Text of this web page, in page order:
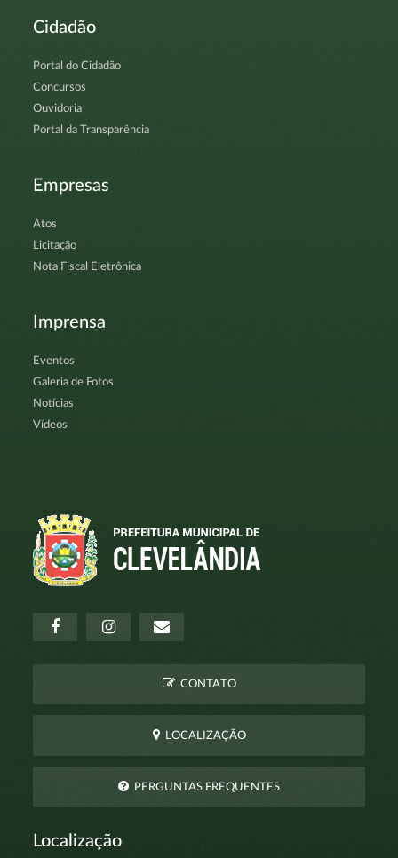
Cidadão
Portal do Cidadão
Concursos
Ouvidoria
Portal da Transparência
Empresas
Atos
Licitação
Nota Fiscal Eletrônica
Imprensa
Eventos
Galeria de Fotos
Notícias
Vídeos
CONTATO
LOCALIZAÇÃO
PERGUNTAS FREQUENTES
Localização